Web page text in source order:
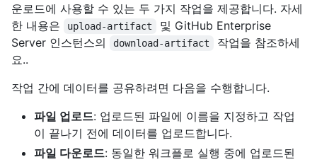
운로드에 사용할 수 있는 두 가지 작업을 제공합니다. 자세
한 내용은
upload-artifact
및 GitHub Enterprise
Server 인스턴스의
download-artifact
작업을 참조하세
요..
작업 간에 데이터를 공유하려면 다음을 수행합니다.
파일 업로드: 업로드된 파일에 이름을 지정하고 작업
이 끝나기 전에 데이터를 업로드합니다.
파일 다운로드: 동일한 워크플로 실행 중에 업로드된